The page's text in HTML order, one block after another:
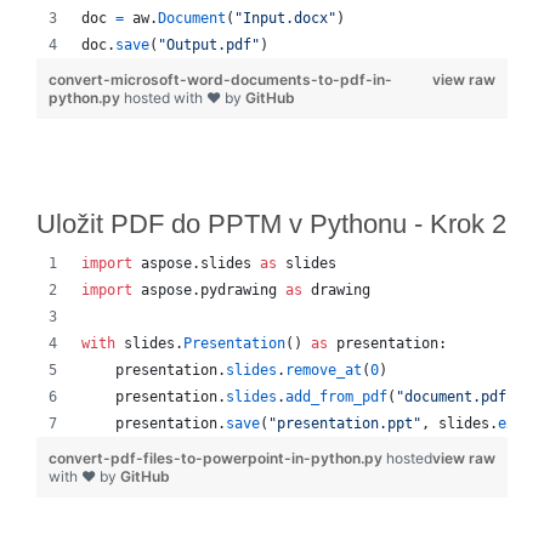
doc = aw. Document ( "Input.docx" )
doc. save( "Output.pdf" )
view raw
convert-microsoft-word-documents-to-pdf-in-
python.py hosted with ❤ by GitHub
Uložit PDF do PPTM v Pythonu - Krok 2
import aspose. slides as
slides
import aspose. pydrawing as drawing
with slides . Presentation() as presentation:
presentation. slides . remove_at (0)
presentation. slides .add_from_pdf( "document.pdf"
presentation. save( "presentation.ppt" , slides .
view raw
convert-pdf-files-to-powerpoint-in-python.py hosted
with ❤ by GitHub